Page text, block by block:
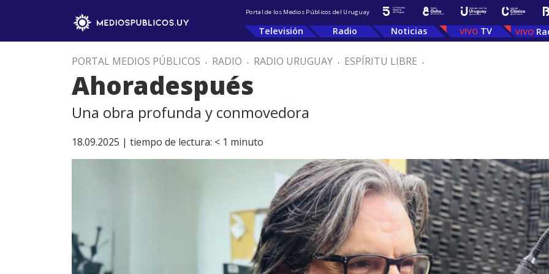
Portal de los Medios Públicos del Uruguay
Televisión Radio Noticias TV
PORTAL MEDIOS PÚBLICOS . RADIO . RADIO URUGUAY . ESPÍRITU LIBRE .
Ahoradespués
Una obra profunda y conmovedora
18.09.2025 | tiempo de lectura: < 1 minuto